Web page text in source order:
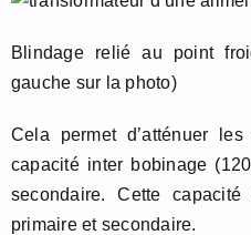
Blindage relié au point
gauche sur la photo)
Cela permet d’atténuer
capacité inter bobinage
secondaire. Cette
primaire et secondaire.